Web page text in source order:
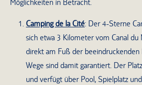
Möglichkeiten in Betracht.
Camping de la Cité: Der 4-Sterne
sich etwa 3 Kilometer vom Canal
direkt am Fuß der beeindruckenden
Wege sind damit garantiert. Der
und verfügt über Pool, Spielplatz